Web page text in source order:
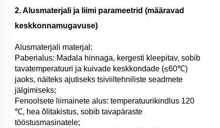
2. Alusmaterjali ja liimi parameetrid (määravad
keskkonnamugavuse)
Alusmaterjali materjal:
Paberialus: Madala hinnaga, kergesti kleepitav, sobib
tavatemperatuuri ja kuivade keskkondade (≤60℃)
jaoks, näiteks ajutiseks tsiviiltehniliste seadmete
jälgimiseks;
Fenoolsete liimainete alus: temperatuurikindlus 120
℃, hea õlitakistus, sobib tavapäraste
tööstusmasinatele;